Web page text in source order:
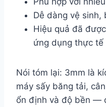
Dễ dàng vệ sinh,
Hiệu quả đã
ứng dụng thực tế
Nói tóm lại: 3mm là
máy sấy băng tải,
ổn định và độ bền —